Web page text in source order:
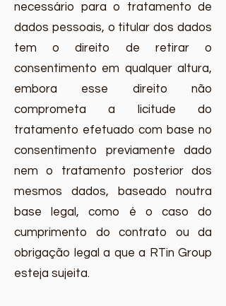
necessário para o tratamento de
dados pessoais, o titular dos dados
tem o direito de retirar o
consentimento em qualquer altura,
embora esse direito não
comprometa a licitude do
tratamento efetuado com base no
consentimento previamente dado
nem o tratamento posterior dos
mesmos dados, baseado noutra
base legal, como é o caso do
cumprimento do contrato ou da
obrigação legal a que a RTin Group
esteja sujeita.